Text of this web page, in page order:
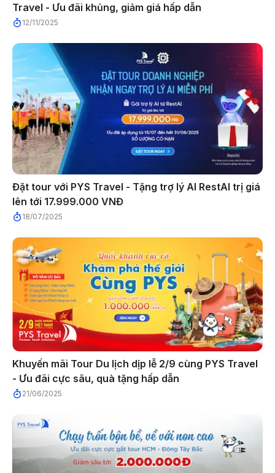
Travel - Ưu đãi khủng, giảm giá hấp dẫn
12/11/2025
Đặt tour với PYS Travel - Tặng trợ lý AI RestAI trị giá
lên tới 17.999.000 VNĐ
18/07/2025
Khuyến mãi Tour Du lịch dịp lễ 2/9 cùng PYS Travel
- Ưu đãi cực sâu, quà tặng hấp dẫn
21/06/2025